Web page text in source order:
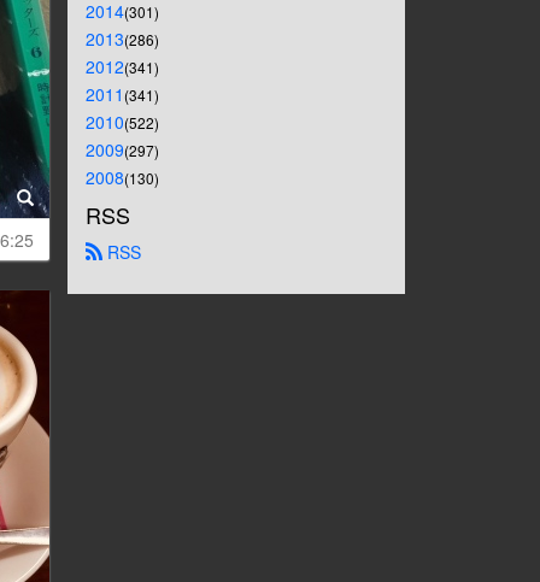
2014(301)
2013(286)
2012(341)
2011 (341)
2010(522)
2009(297)
2008(130)
RSS
RSS